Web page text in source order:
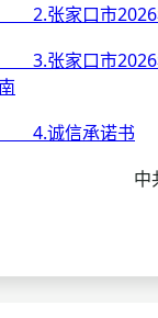
张家口市2026
张家口市2026
诚信承诺书
中共